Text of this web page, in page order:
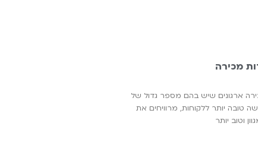
מכירה
ארגונים שיש בהם מספר גדול של
טובה יותר ללקוחות, מרוויחים את
וטוב יותר